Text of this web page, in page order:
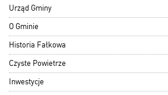
Urząd Gminy
O Gminie
Historia Fałkowa
Czyste Powietrze
Inwestycje